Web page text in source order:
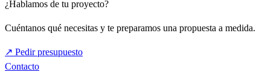
¿Hablamos de tu proyecto?
Cuéntanos qué necesitas y te preparamos una propuesta a medida.
↗ Pedir presupuesto
Contacto